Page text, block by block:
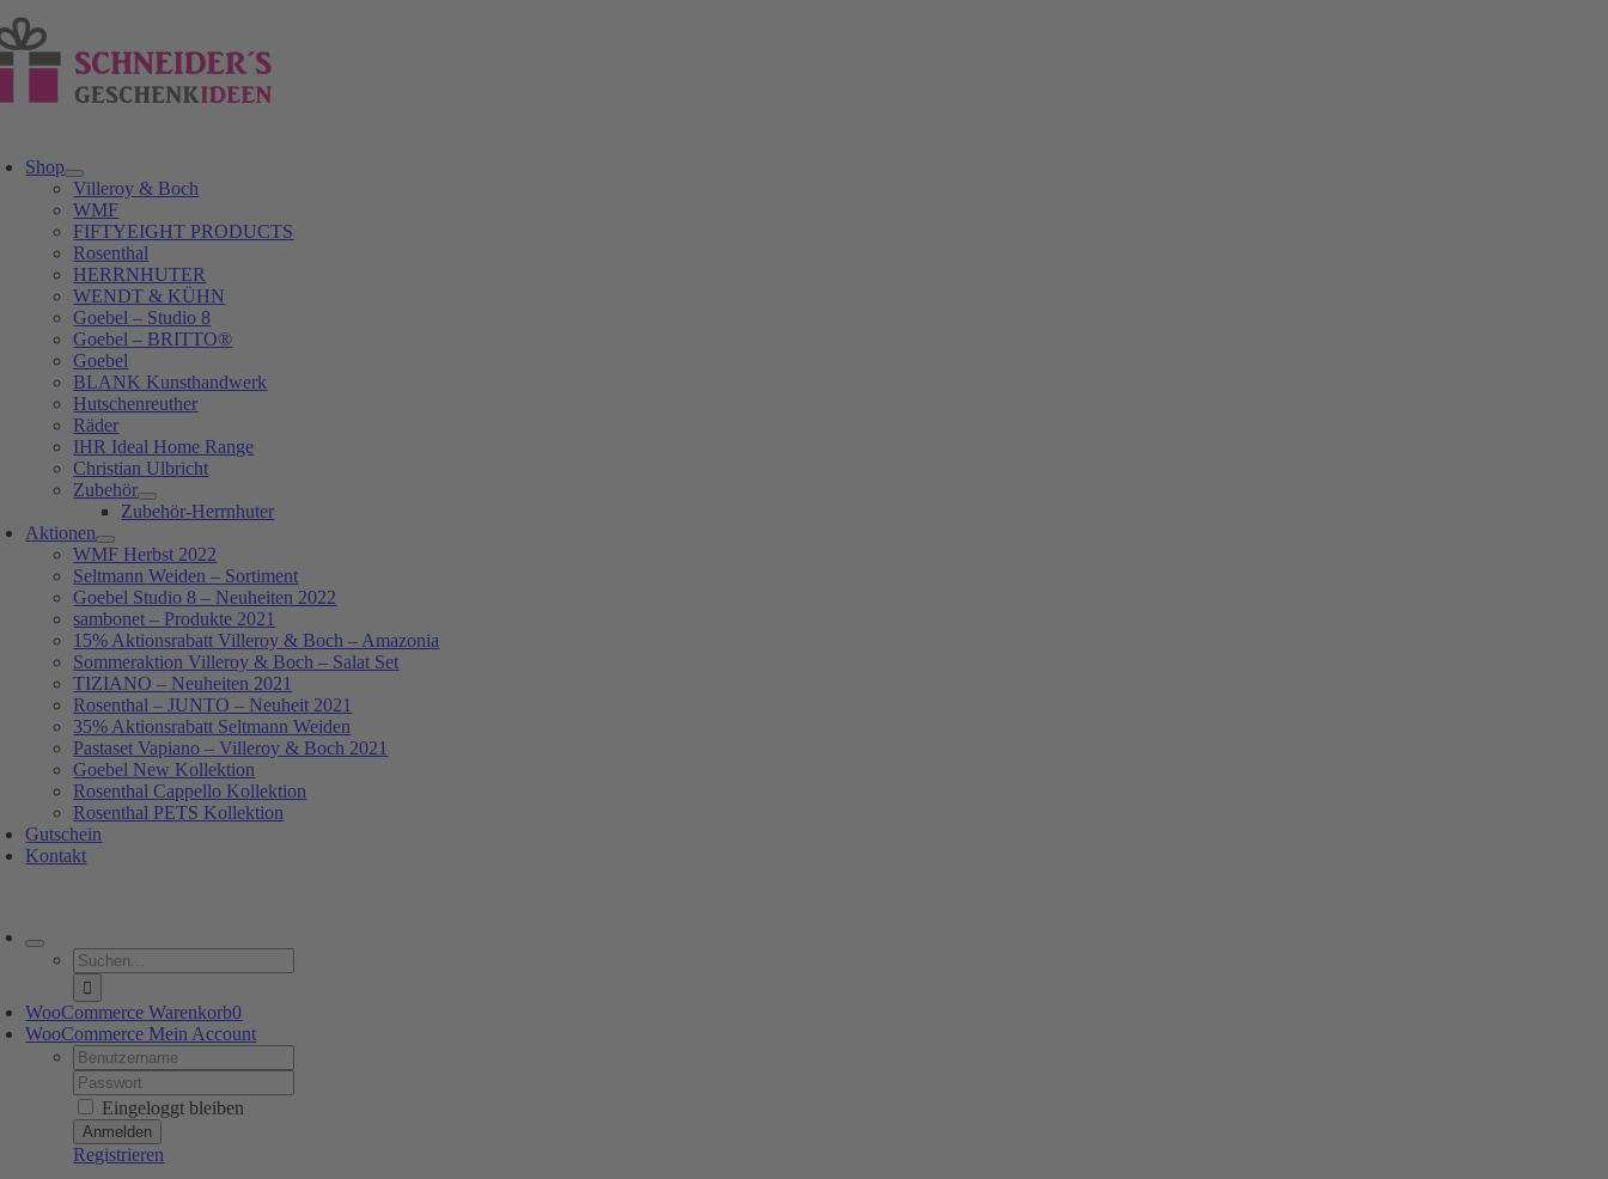
Zum
Inhalt
springen
Shop
Villeroy & Boch
WMF
FIFTYEIGHT PRODUCTS
Rosenthal
HERRNHUTER
WENDT & KÜHN
Goebel – Studio 8
Goebel – BRITTO®
Goebel
BLANK Kunsthandwerk
Hutschenreuther
Räder
IHR Ideal Home Range
Christian Ulbricht
Zubehör
Zubehör-Herrnhuter
Aktionen
WMF Herbst 2022
Seltmann Weiden – Sortiment
Goebel Studio 8 – Neuheiten 2022
sambonet – Produkte 2021
15% Aktionsrabatt Villeroy & Boch – Amazonia
Sommeraktion Villeroy & Boch – Salat Set
TIZIANO – Neuheiten 2021
Rosenthal – JUNTO – Neuheit 2021
35% Aktionsrabatt Seltmann Weiden
Pastaset Vapiano – Villeroy & Boch 2021
Goebel New Kollektion
Rosenthal Cappello Kollektion
Rosenthal PETS Kollektion
Gutschein
Kontakt
Suche
nach:
WooCommerce Warenkorb0
WooCommerce Mein Account
Username:
Password:
Eingeloggt bleiben
Registrieren